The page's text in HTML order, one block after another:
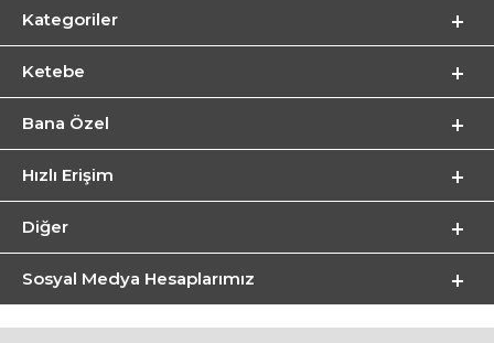
Kategoriler
Ketebe
Bana Özel
Hızlı Erişim
Diğer
Sosyal Medya Hesaplarımız